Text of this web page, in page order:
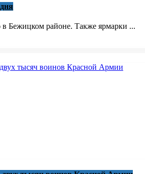
в Бежицком районе. Также ярмарки ...